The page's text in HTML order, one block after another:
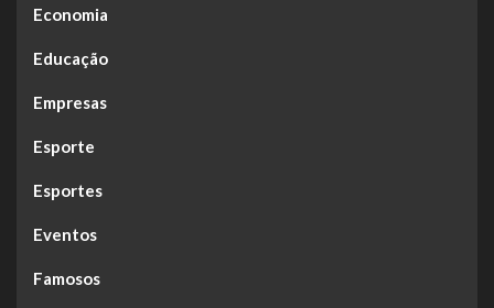
Economia
Educação
Empresas
Esporte
Esportes
Eventos
Famosos